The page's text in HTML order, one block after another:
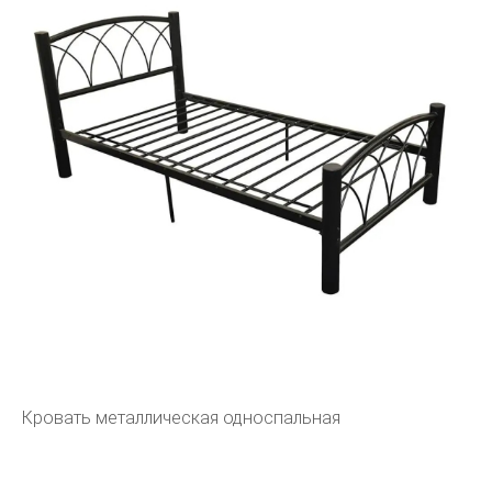
Кровать металлическая односпальная